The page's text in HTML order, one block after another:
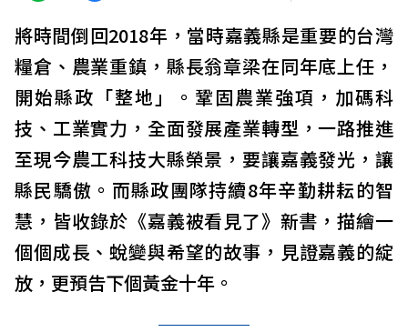
將時間倒回2018年，當時嘉義縣是重要的台灣
糧倉、農業重鎮，縣長翁章梁在同年底上任，
開始縣政「整地」。鞏固農業強項，加碼科
技、工業實力，全面發展產業轉型，一路推進
至現今農工科技大縣榮景，要讓嘉義發光，讓
縣民驕傲。而縣政團隊持續8年辛勤耕耘的智
慧，皆收錄於《嘉義被看見了》新書，描繪一
個個成長、蛻變與希望的故事，見證嘉義的綻
放，更預告下個黃金十年。